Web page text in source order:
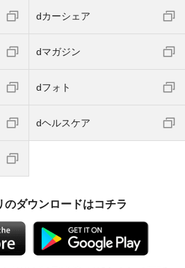
dカーシェア
dマガジン
dフォト
dヘルスケア
のダウンロードはコチラ